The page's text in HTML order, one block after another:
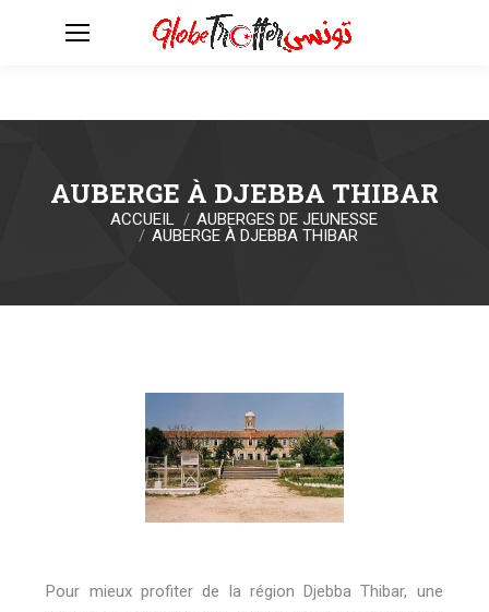
AUBERGE À DJEBBA THIBAR
Vous êtes ici :
ACCUEIL
AUBERGES DE JEUNESSE
AUBERGE À DJEBBA THIBAR
Pour mieux profiter de la région Djebba Thibar, une